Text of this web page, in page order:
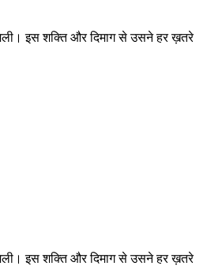
इस शक्ति और दिमाग से उसने हर ख़तरे
इस शक्ति और दिमाग से उसने हर ख़तरे